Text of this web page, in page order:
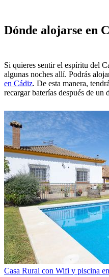
Dónde alojarse en
Si quieres sentir el espíritu del
algunas noches allí. Podrás
en Cádiz. De esta manera,
recargar baterías después de un
Casa Rural con Wifi y piscina